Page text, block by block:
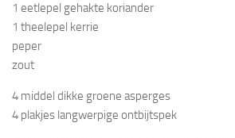
1 eetlepel gehakte koriander
1 theelepel kerrie
peper
zout
4 middel dikke groene asperges
4 plakjes langwerpige ontbijtspek